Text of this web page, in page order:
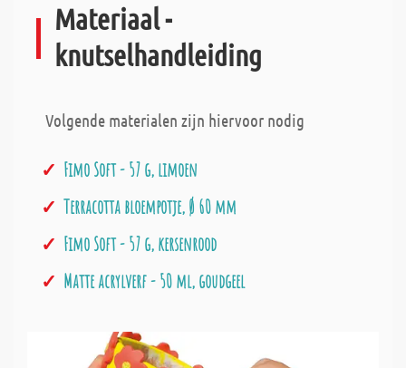
Materiaal -
knutselhandleiding
Volgende materialen zijn hiervoor nodig
Fimo Soft - 57 g, limoen
Terracotta bloempotje, Ø 60 mm
Fimo Soft - 57 g, kersenrood
Matte acrylverf - 50 ml, goudgeel